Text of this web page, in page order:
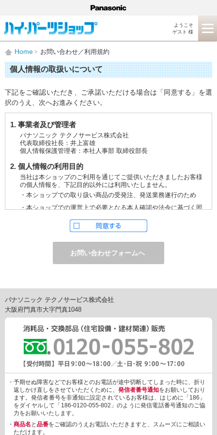
ようこそ
ゲスト 様
Home お問い合わせ／利用規約
個人情報の取扱いについて
下記をご確認いただき、ご承諾いただける場合は「同意する」を選
択のうえ、次へお進みください。
1. 事業者及び管理者
パナソニック テクノサービス株式会社
代表取締役社長：井上富雄
個人情報保護管理者：本社人事部 取締役部長
2. 個人情報の利用目的
当社は本ショップのご利用を通じてご提供いただきましたお客様
の個人情報を、下記目的以外には利用いたしません。
・本ショップでの取り扱い商品の受発注、発送業務遂行のため
・本ショップでの運営上で必要となる本人確認や法令に基づく照
ただし、お申し込みフォーム上でご希望の方のみに、下記サービ
・電子メール、ダイレクトメールなどによる情報のご提供
（1）ご提供情報の分野
・住宅関連設備・建材、家電製品、住まいづくり(新築・リフォー
車載関連商品など
（2）ご提供情報の概要
・商品、サービスに関するご提案
・商品サポート、メンテナンスに関するご提案
・キャンペーン、フェアー、イベントに関する情報ご提供
・アンケート、商品モニターに関する情報ご提供など
3. 個人情報の提供
あらかじめご本人様からご了解いただいている場合や法令で認め
られている場合を除き、個人情報を第三者に提供または開示いた
しません。
しかしながら、お客様がクレジットカード決済をご利用される場
合に限り、カード発行会社が行なう不正利用検知・防止「3Dセキ
ュア2.0」のために、お客様が利用するカード発行会社及び、決済
代行会社：GMOペイメントゲートウェイ（第三者）に、下記の情
報を開示し、本人認証を行います。
・金額など、決済に関する情報
パナソニック テクノサービス株式会社
大阪府門真市大字門真1048
・予期せぬ障害などでお客様とのお電話が途中切断してしまった時に、折り
返しかけ直しをさせていただくために、 発信者番号通知をお願いしており
ます。発信者番号を非通知に設定されているお客様は、はじめに「186」
をダイヤルして「186-0120-055-802」のように発信電話番号通知のご協
力をお願いいたします。
・ 商品名 と 品番をご確認のうえお電話いただきますと、スムーズにご相談い
ただけます。